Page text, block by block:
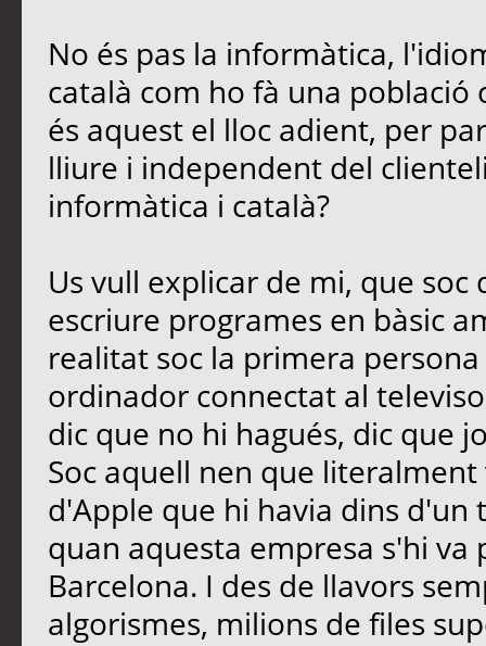
No és pas la informàtica,
català com ho fà una població
és aquest el lloc adient, per
lliure i independent del
informàtica i català?
Us vull explicar de mi, que
escriure programes en bàsic
realitat soc la primera
ordinador connectat al
dic que no hi hagués, dic que
Soc aquell nen que
d'Apple que hi havia dins
quan aquesta empresa s'hi
Barcelona. I des de llavors
algorismes, milions de files